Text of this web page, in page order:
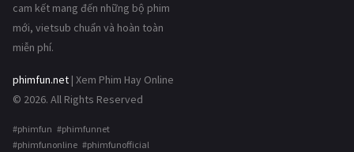
cam kết mang đến những bộ phim
mới, vietsub chuẩn và hoàn toàn
miễn phí.
phimfun.net | Xem Phim Hay Online
© 2026. All Rights Reserved
#phimfun #phimfunnet
#phimfunonline #phimfunofficial